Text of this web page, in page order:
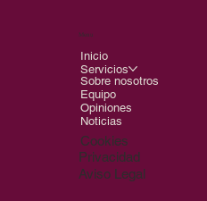
Menu
Inicio
Servicios
Sobre nosotros
Equipo
Opiniones
Noticias
Aviso Legal
Privacidad
Cookies